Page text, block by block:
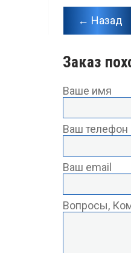
← Назад
Заказ
Ваше имя
Ваш телефон
Ваш email
Вопросы,